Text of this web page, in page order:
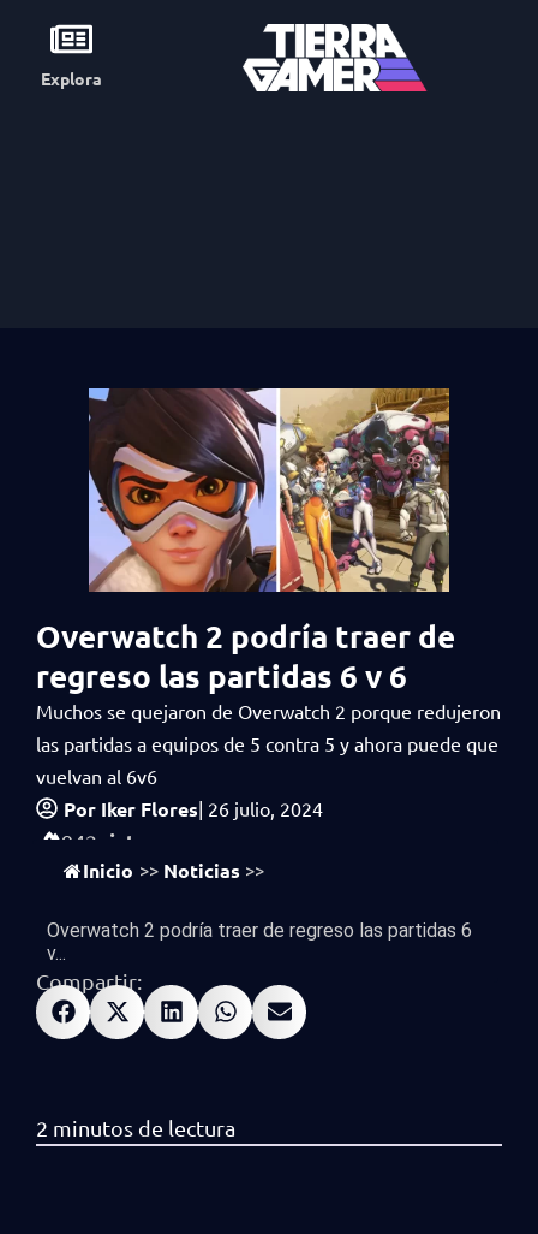
Explora
Overwatch 2 podría traer de
regreso las partidas 6 v 6
Muchos se quejaron de Overwatch 2 porque redujeron
las partidas a equipos de 5 contra 5 y ahora puede que
vuelvan al 6v6
Por Iker Flores| 26 julio, 2024
942 vistas
Inicio >> Noticias >>
Overwatch 2 podría traer de regreso las partidas 6
v...
Compartir: